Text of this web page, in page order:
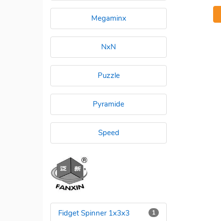
Megaminx
NxN
Puzzle
Pyramide
Speed
1
Fidget Spinner 1x3x3